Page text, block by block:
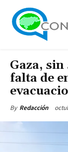
Gaza,
falta de
By Redacción